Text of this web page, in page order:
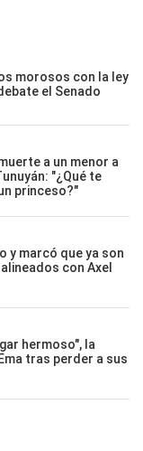
morosos con la ley
el Senado
a un menor a
"¿Qué te
princeso?"
y marcó que ya son
con Axel
hermoso", la
tras perder a sus